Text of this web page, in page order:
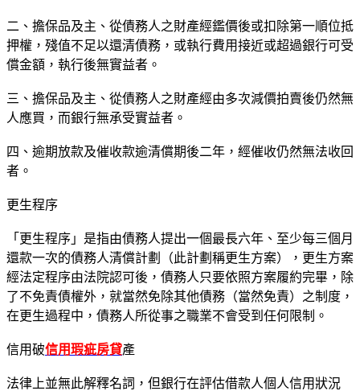
二、擔保品及主、從債務人之財產經鑑價後或扣除第一順位抵
押權，殘值不足以還清債務，或執行費用接近或超過銀行可受
償金額，執行後無實益者。
三、擔保品及主、從債務人之財產經由多次減價拍賣後仍然無
人應買，而銀行無承受實益者。
四、逾期放款及催收款逾清償期後二年，經催收仍然無法收回
者。
更生程序
「更生程序」是指由債務人提出一個最長六年、至少每三個月
還款一次的債務人清償計劃（此計劃稱更生方案），更生方案
經法定程序由法院認可後，債務人只要依照方案履約完畢，除
了不免責債權外，就當然免除其他債務（當然免責）之制度，
在更生過程中，債務人所從事之職業不會受到任何限制。
信用破信用瑕疵房貸產
法律上並無此解釋名詞，但銀行在評估借款人個人信用狀況